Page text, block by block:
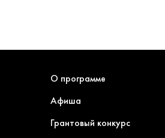
О программе
Афиша
Грантовый конкурс